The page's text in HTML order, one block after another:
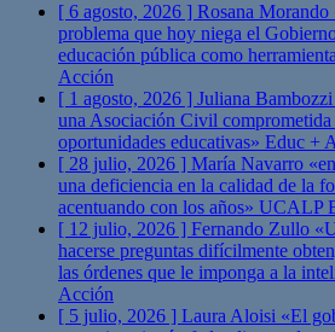
[ 6 agosto, 2026 ] Rosana
problema que hoy niega el
educación pública como
Acción
[ 1 agosto, 2026 ] Juliana
una Asociación Civil comprometida
oportunidades educativas» Educ +
[ 28 julio, 2026 ] María Navarro
una deficiencia en la calidad de la
acentuando con los años» UCALP
[ 12 julio, 2026 ] Fernando Zullo
hacerse preguntas difícilmente
las órdenes que le imponga a la
Acción
[ 5 julio, 2026 ] Laura Aloisi «El